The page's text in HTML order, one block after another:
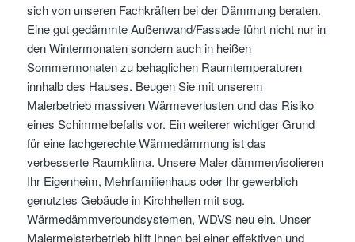
sich von unseren Fachkräften bei der Dämmung beraten.
Eine gut gedämmte Außenwand/Fassade führt nicht nur in
den Wintermonaten sondern auch in heißen
Sommermonaten zu behaglichen Raumtemperaturen
innhalb des Hauses. Beugen Sie mit unserem
Malerbetrieb massiven Wärmeverlusten und das Risiko
eines Schimmelbefalls vor. Ein weiterer wichtiger Grund
für eine fachgerechte Wärmedämmung ist das
verbesserte Raumklima. Unsere Maler dämmen/isolieren
Ihr Eigenheim, Mehrfamilienhaus oder Ihr gewerblich
genutztes Gebäude in Kirchhellen mit sog.
Wärmedämmverbundsystemen, WDVS neu ein. Unser
Malermeisterbetrieb hilft Ihnen bei einer effektiven und